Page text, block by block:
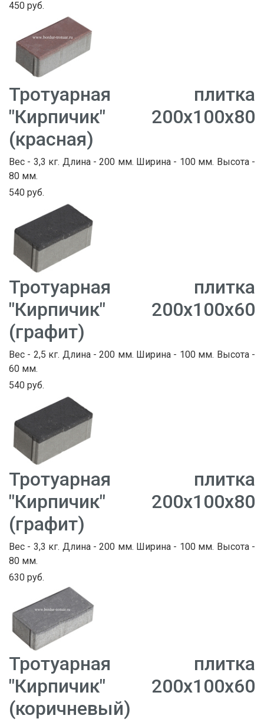
450 руб.
Тротуарная плитка
"Кирпичик" 200х100х80
(красная)
Вес - 3,3 кг. Длина - 200 мм. Ширина - 100 мм. Высота -
80 мм.
540 руб.
Тротуарная плитка
"Кирпичик" 200х100х60
(графит)
Вес - 2,5 кг. Длина - 200 мм. Ширина - 100 мм. Высота -
60 мм.
540 руб.
Тротуарная плитка
"Кирпичик" 200х100х80
(графит)
Вес - 3,3 кг. Длина - 200 мм. Ширина - 100 мм. Высота -
80 мм.
630 руб.
Тротуарная плитка
"Кирпичик" 200х100х60
(коричневый)